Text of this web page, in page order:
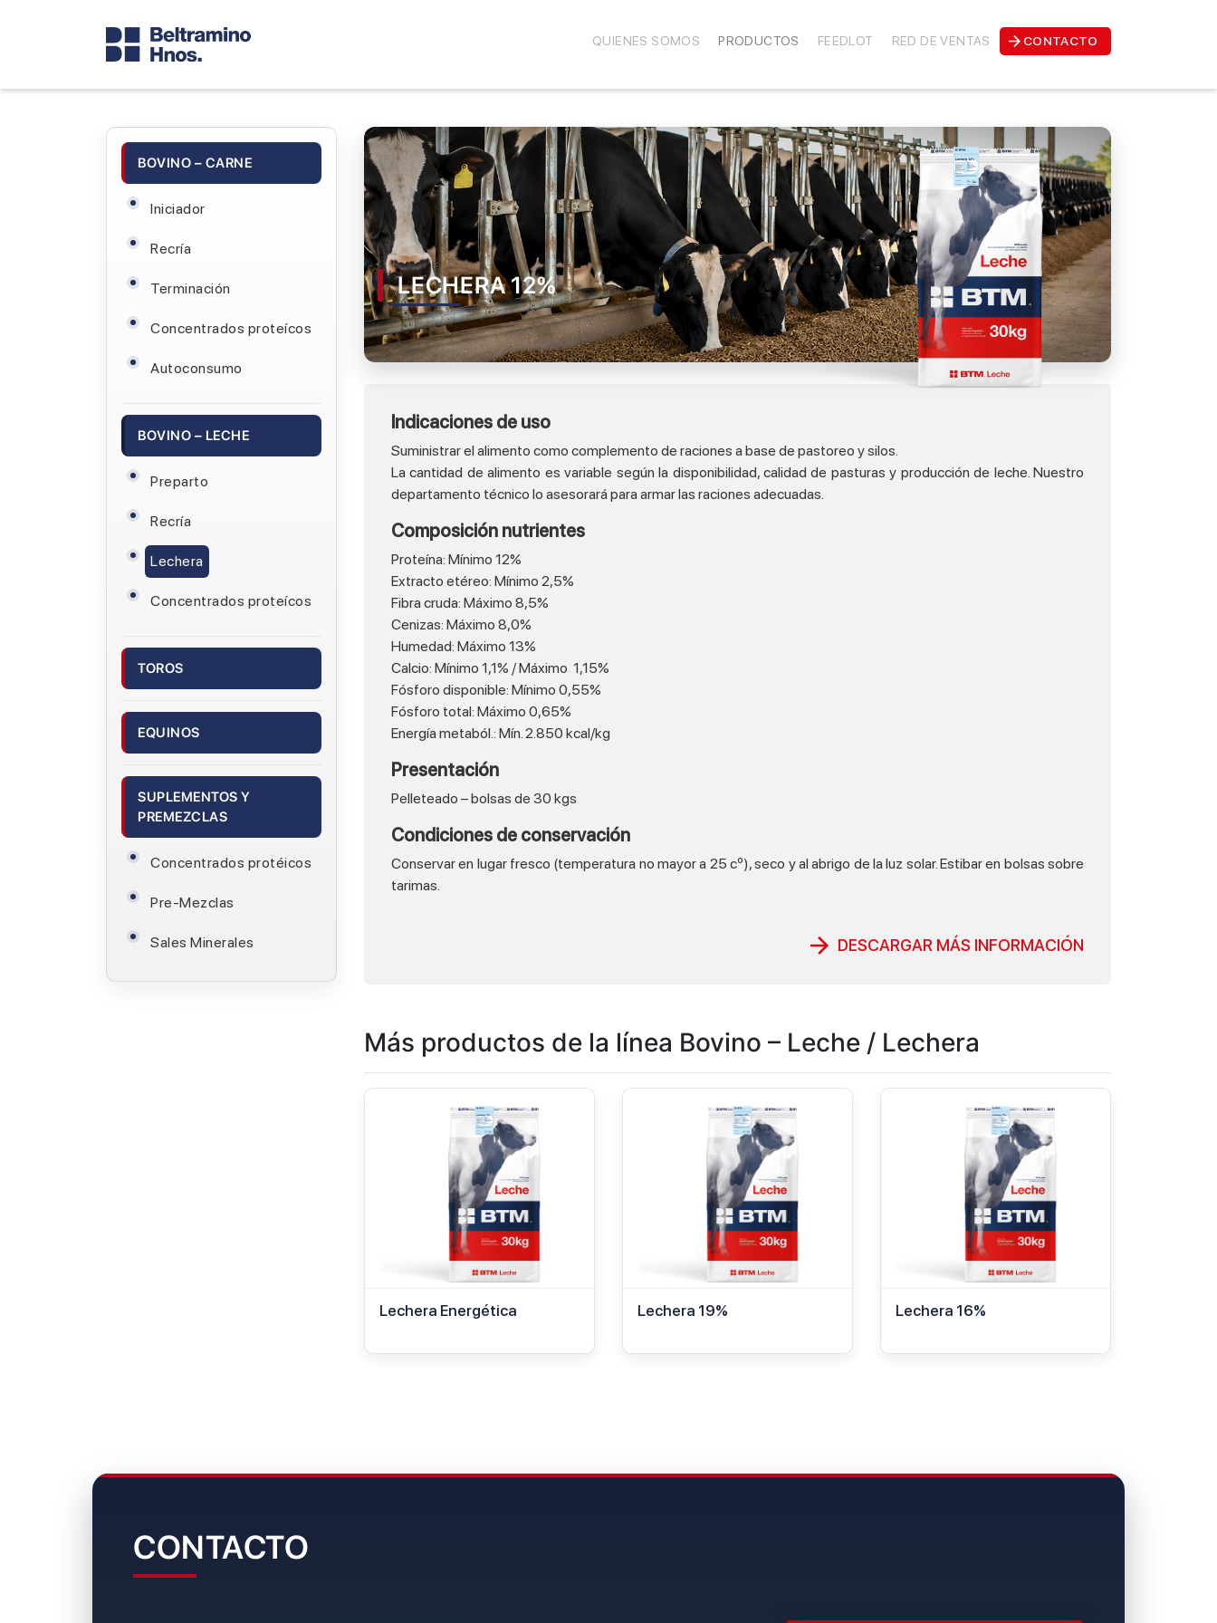
QUIENES SOMOS PRODUCTOS FEEDLOT RED DE VENTAS CONTACTO
BOVINO – CARNE
Iniciador
Recría
Terminación
Concentrados proteícos
Autoconsumo
BOVINO – LECHE
Preparto
Recría
Lechera
Concentrados proteícos
TOROS
EQUINOS
SUPLEMENTOS Y
PREMEZCLAS
Concentrados protéicos
Pre-Mezclas
Sales Minerales
LECHERA 12%
Indicaciones de uso
Suministrar el alimento como complemento de raciones a base de pastoreo y silos.
La cantidad de alimento es variable según la disponibilidad, calidad de pasturas y producción de leche. Nuestro
departamento técnico lo asesorará para armar las raciones adecuadas.
Composición nutrientes
Proteína: Mínimo 12%
Extracto etéreo: Mínimo 2,5%
Fibra cruda: Máximo 8,5%
Cenizas: Máximo 8,0%
Humedad: Máximo 13%
Calcio: Mínimo 1,1% / Máximo 1,15%
Fósforo disponible: Mínimo 0,55%
Fósforo total: Máximo 0,65%
Energía metaból.: Mín. 2.850 kcal/kg
Presentación
Pelleteado – bolsas de 30 kgs
Condiciones de conservación
Conservar en lugar fresco (temperatura no mayor a 25 cº), seco y al abrigo de la luz solar. Estibar en bolsas sobre
tarimas.
DESCARGAR MÁS INFORMACIÓN
Más productos de la línea Bovino – Leche / Lechera
Lechera Energética Lechera 19% Lechera 16%
CONTACTO